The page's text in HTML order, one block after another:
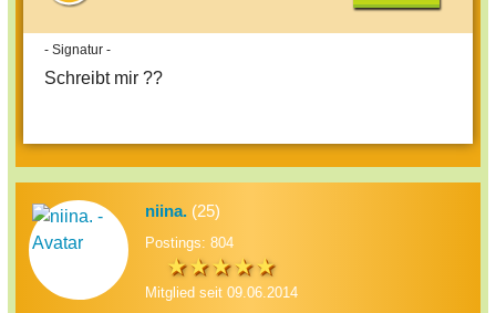
- Signatur -
Schreibt mir ??
niina. (25)
Postings: 804
Mitglied seit 09.06.2014